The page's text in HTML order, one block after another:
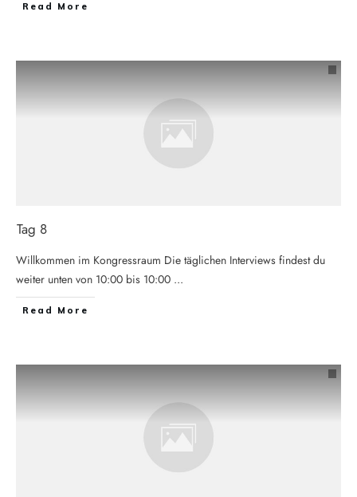
Read More
Tag 8
Willkommen im Kongressraum Die täglichen Interviews findest du
weiter unten von 10:00 bis 10:00 ...
Read More